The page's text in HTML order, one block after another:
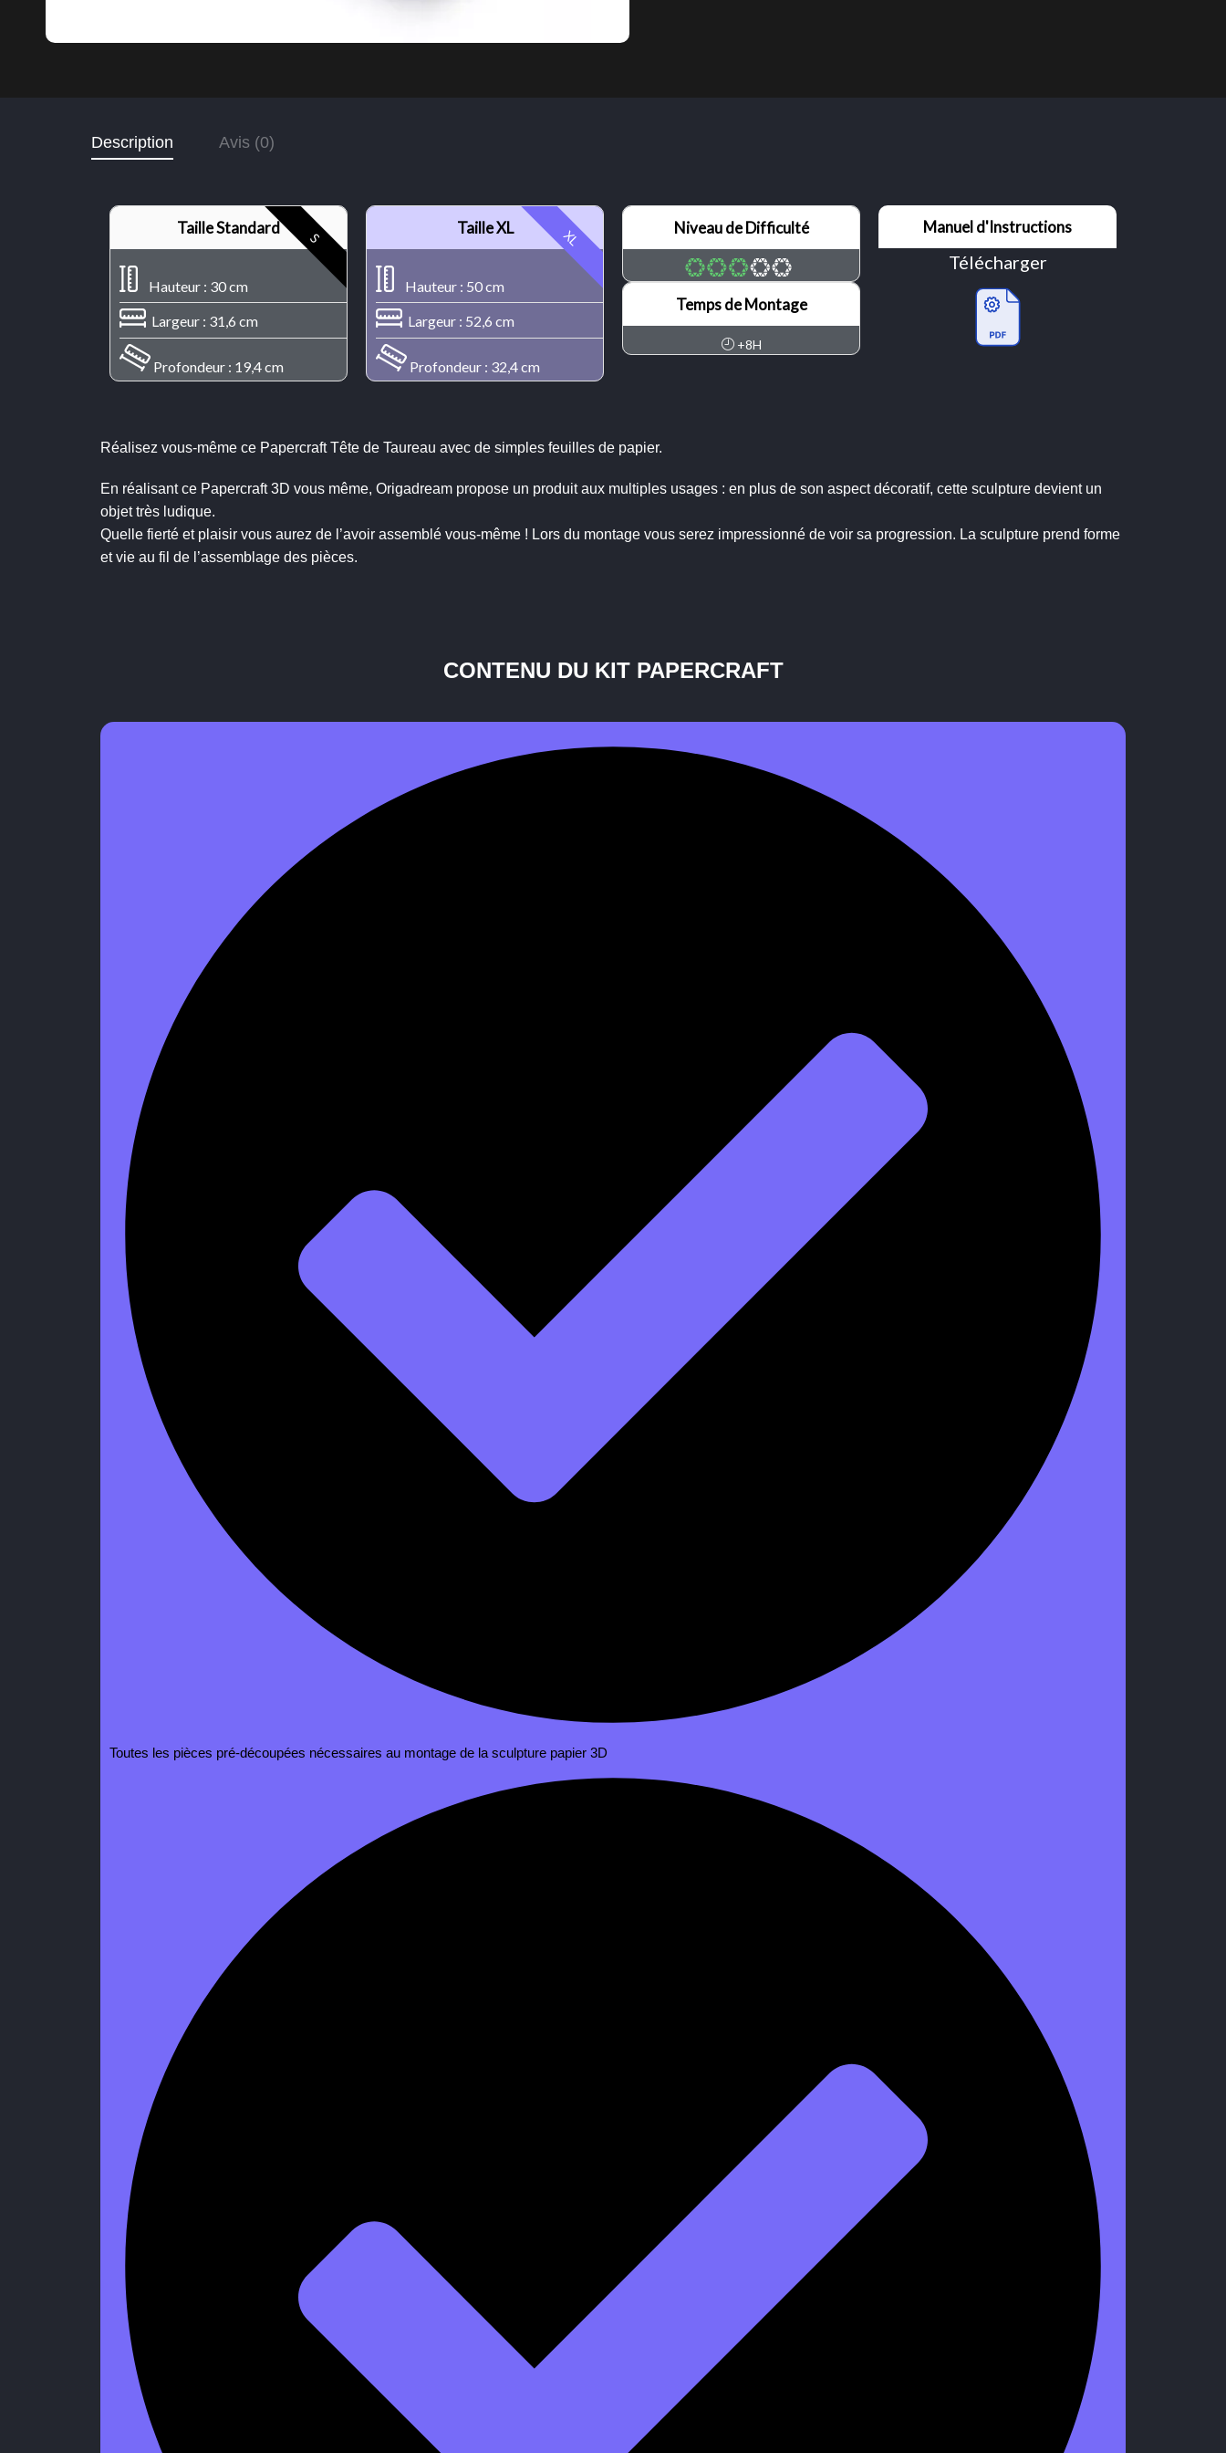
Description Avis (0)
Taille Standard
Hauteur : 30 cm
Largeur : 31,6 cm
Profondeur : 19,4 cm
S
Taille XL
Hauteur : 50 cm
Largeur : 52,6 cm
Profondeur : 32,4 cm
XL Niveau de Difficulté
Temps de Montage
+8H
Manuel d'Instructions
Télécharger
Réalisez vous-même ce Papercraft Tête de Taureau avec de simples feuilles de papier.
En réalisant ce Papercraft 3D vous même, Origadream propose un produit aux multiples usages : en plus de son aspect décoratif, cette sculpture devient un
objet très ludique.
Quelle fierté et plaisir vous aurez de l’avoir assemblé vous-même ! Lors du montage vous serez impressionné de voir sa progression. La sculpture prend forme
et vie au fil de l’assemblage des pièces.
CONTENU DU KIT PAPERCRAFT
Toutes les pièces pré-découpées nécessaires au montage de la sculpture papier 3D